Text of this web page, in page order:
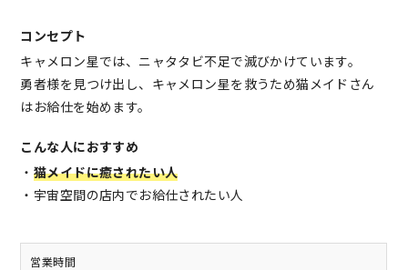
コンセプト
キャメロン星では、ニャタタビ不足で滅びかけています。
勇者様を見つけ出し、キャメロン星を救うため猫メイドさん
はお給仕を始めます。
こんな人におすすめ
・ 猫メイドに癒されたい人
・宇宙空間の店内でお給仕されたい人
営業時間